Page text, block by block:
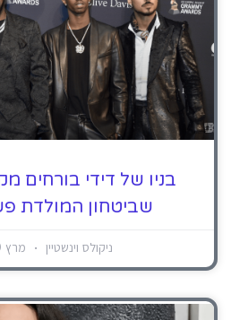
בניו של דידי בורחים
שביטחון המולדת
ניקולס וינשטיין מרץ 30, 2024